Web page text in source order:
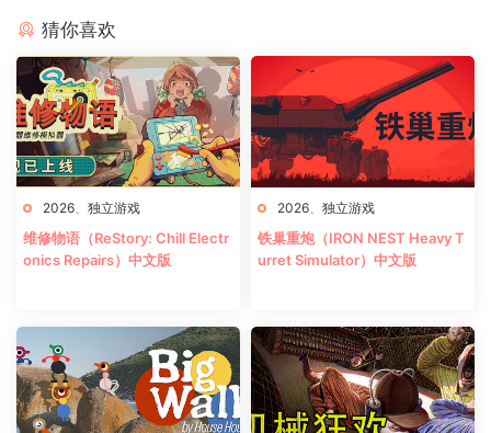
猜你喜欢
2026、 独立游戏
维修物语（ReStory: Chill Electr
onics Repairs）中文版
2026、 独立游戏
铁巢重炮（IRON NEST Heavy T
urret Simulator）中文版